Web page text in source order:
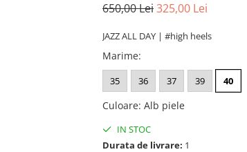
650,00 Lei325,00 Lei
JAZZ ALL DAY | #high heels
Marime:
35 36 37 39 40
Culoare: Alb piele
IN STOC
Durata de livrare: 1